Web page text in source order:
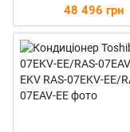
Inverter G-10
48 496 грн